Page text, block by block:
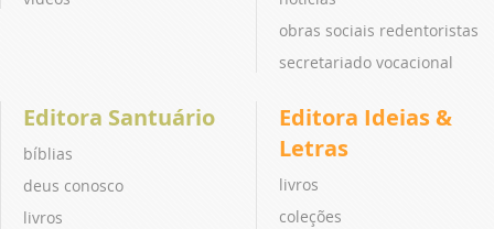
obras sociais redentoristas
secretariado vocacional
Editora Santuário
bíblias
deus conosco
livros
Editora Ideias &
Letras
livros
coleções